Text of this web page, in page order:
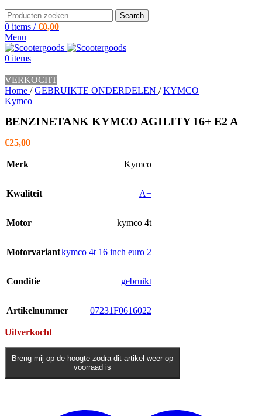
Search
0 items / €0,00
Menu
0 items
VERKOCHT
Home / GEBRUIKTE ONDERDELEN / KYMCO
Kymco
BENZINETANK KYMCO AGILITY 16+ E2 A
€25,00
Merk Kymco
Kwaliteit A+
Motor kymco 4t
Motorvariantkymco 4t 16 inch euro 2
Conditie gebruikt
Artikelnummer 07231F0616022
Uitverkocht
Breng mij op de hoogte zodra dit artikel weer op
voorraad is